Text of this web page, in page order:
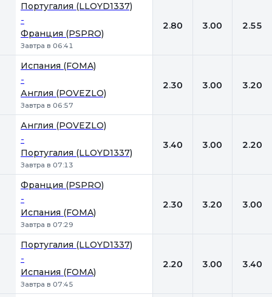
Португалия (LLOYD1337)
-
Франция (PSPRO)
Завтра в 06:41
2.80 3.00 2.55
Испания (FOMA)
-
Англия (POVEZLO)
Завтра в 06:57
2.30 3.00 3.20
Англия (POVEZLO)
-
Португалия (LLOYD1337)
Завтра в 07:13
3.40 3.00 2.20
Франция (PSPRO)
-
Испания (FOMA)
Завтра в 07:29
2.30 3.20 3.00
Португалия (LLOYD1337)
-
Испания (FOMA)
Завтра в 07:45
2.20 3.00 3.40